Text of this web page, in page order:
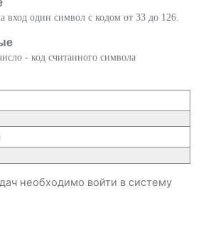
вход один символ с кодом от 33 до 126.
- код считанного символа
необходимо войти в систему